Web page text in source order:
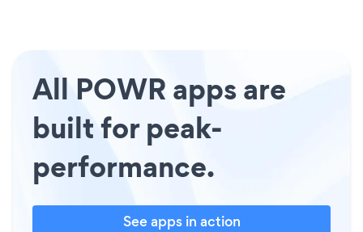
All POWR apps are
built for peak-
performance.
See apps in action